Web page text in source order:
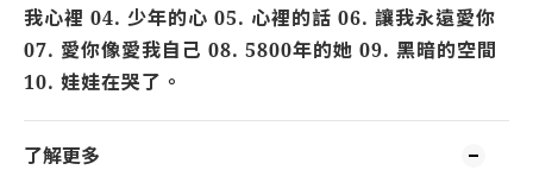
我心裡 04. 少年的心 05. 心裡的話 06. 讓我永遠愛你
07. 愛你像愛我自己 08. 5800年的她 09. 黑暗的空間
10. 娃娃在哭了。
了解更多